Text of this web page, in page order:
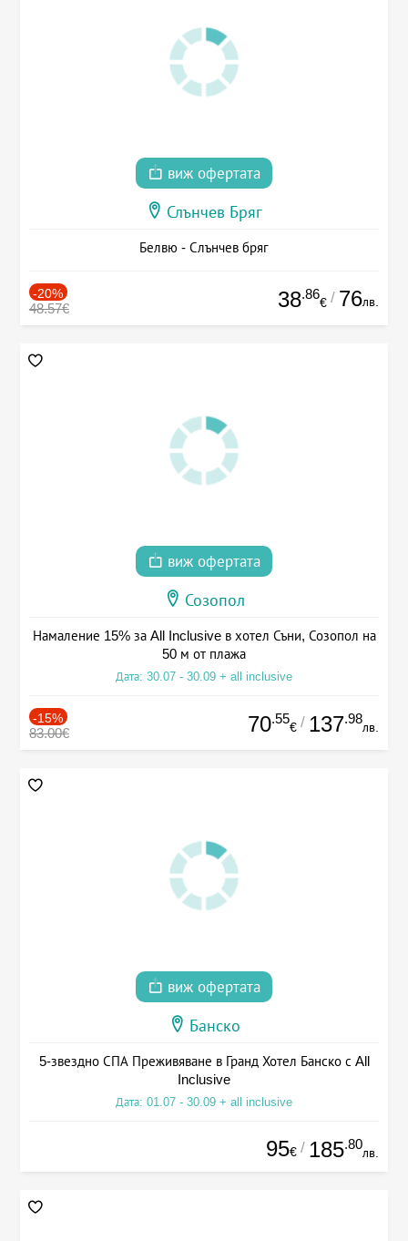
виж офертата
Слънчев Бряг
Белвю - Слънчев бряг
-20%
48.57€ 38.86
€ / 76лв.
виж офертата
Созопол
Намаление 15% за All Inclusive в хотел Съни, Созопол на
50 м от плажа
Дата: 30.07 - 30.09 + all inclusive
-15%
83.00€ 70.55
€ / 137.98
лв.
виж офертата
Банско
5-звездно СПА Преживяване в Гранд Хотел Банско с All
Inclusive
Дата: 01.07 - 30.09 + all inclusive
95€ / 185.80
лв.